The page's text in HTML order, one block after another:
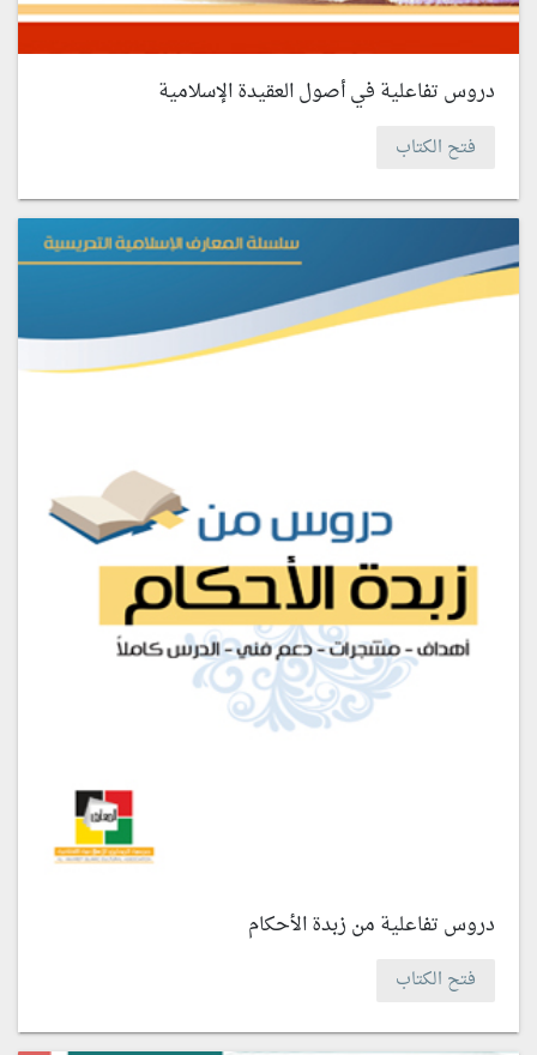
دروس تفاعلية في أصول العقيدة الإسلامية
فتح الكتاب
دروس تفاعلية من زبدة الأحكام
فتح الكتاب